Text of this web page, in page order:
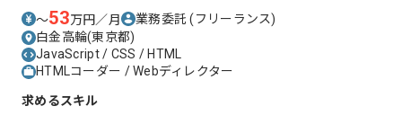
〜53万円／月 業務委託(フリーランス)
白金高輪(東京都)
JavaScript / CSS / HTML
HTMLコーダー / Webディレクター
求めるスキル